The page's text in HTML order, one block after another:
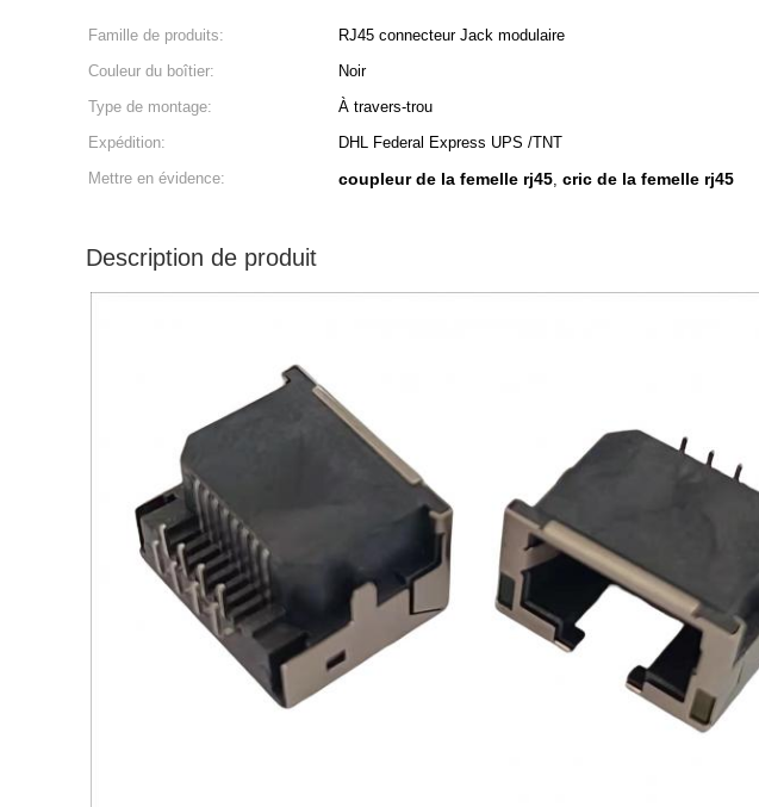
Famille de produits: RJ45 connecteur Jack modulaire
Couleur du boîtier:
Noir
Type de montage:
À travers-trou
Expédition:
DHL Federal Express UPS /TNT
Mettre en évidence:
coupleur de la femelle rj45, cric de la femelle rj45
Description de produit